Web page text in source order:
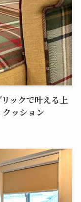
ックで叶える上
ッション